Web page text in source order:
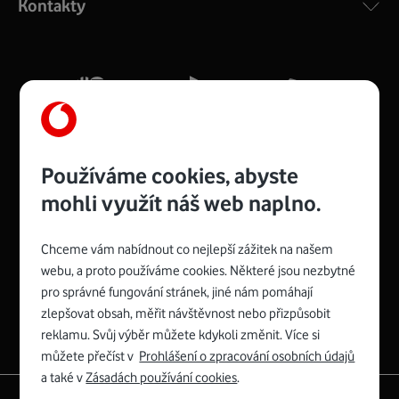
silný signál pro celou domácnost. Kompaktní rozměry 21
Více o COMPAL CH7465VF
Zyxel VMG8623-T50B:
Rozměry modemu jsou 16 x 22 x 7,5 cm (včetně stojánku)
a nabízí 4 gigabitové LAN porty a bezdrátové připojení Wi-
Fi ve verzích 802.11 b/g/n/ac pro frekvenci 2,4 GHz a
Spojte se s Vodafonem
Kontakty
Používáme cookies, abyste
mohli využít náš web naplno.
Chceme vám nabídnout co nejlepší zážitek na našem
webu, a proto používáme cookies. Některé jsou nezbytné
pro správné fungování stránek, jiné nám pomáhají
zlepšovat obsah, měřit návštěvnost nebo přizpůsobit
reklamu. Svůj výběr můžete kdykoli změnit. Více si
můžete přečíst v Prohlášení o zpracování osobních údajů
a také vZásadách používání cookies.